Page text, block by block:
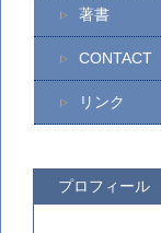
著書
CONTACT
リンク
プロフィール